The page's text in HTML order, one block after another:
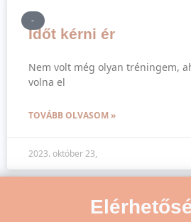
-
Időt kérni ér
Nem volt még olyan tréningem,
volna el
TOVÁBB OLVASOM »
2023. október 23,